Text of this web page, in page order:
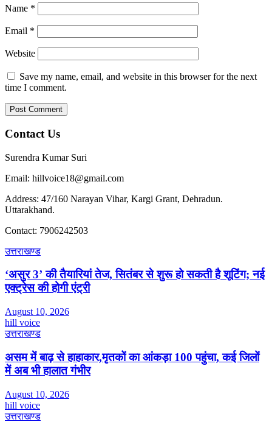
Name *
Email *
Website
Save my name, email, and website in this browser for the next
time I comment.
Contact Us
Surendra Kumar Suri
Email: hillvoice18@gmail.com
Address: 47/160 Narayan Vihar, Kargi Grant, Dehradun.
Uttarakhand.
Contact: 7906242503
उत्तराखण्ड
‘असुर 3’ की तैयारियां तेज, सितंबर से शुरू हो सकती है शूटिंग; नई
एक्ट्रेस की होगी एंट्री
August 10, 2026
hill voice
उत्तराखण्ड
असम में बाढ़ से हाहाकार,मृतकों का आंकड़ा 100 पहुंचा, कई जिलों
में अब भी हालात गंभीर
August 10, 2026
hill voice
उत्तराखण्ड